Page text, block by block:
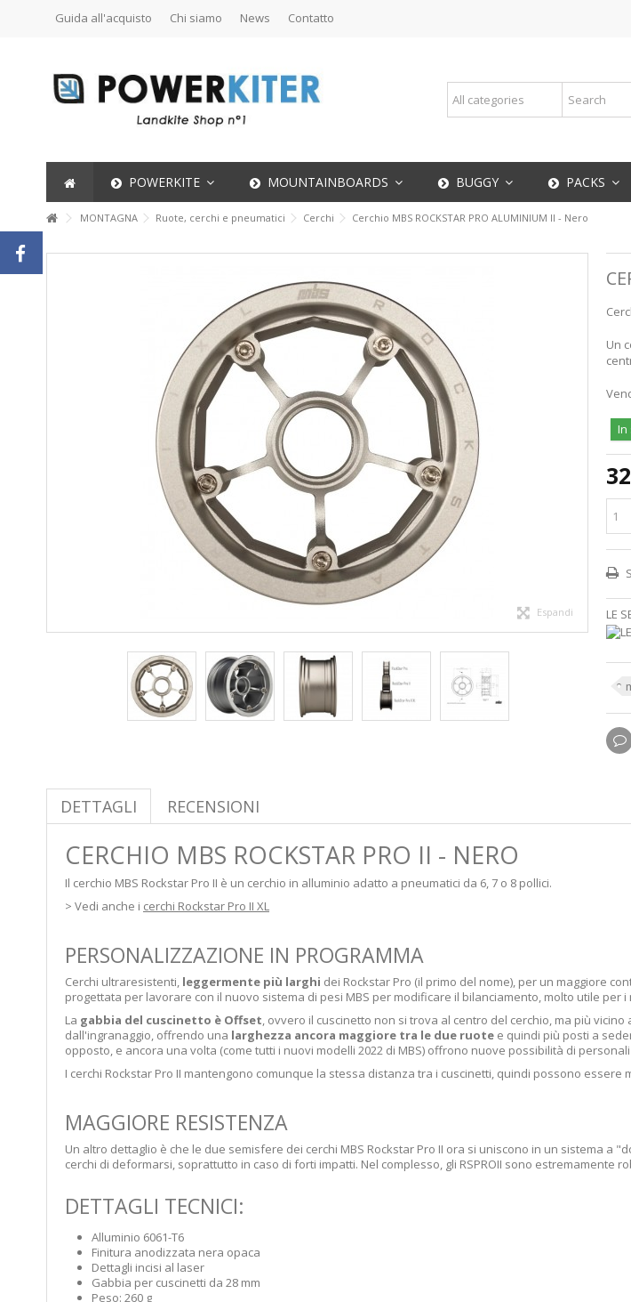
Guida all'acquisto Chi siamo News Contatto
POWERKITE MOUNTAINBOARDS BUGGY PACKS
MONTAGNA Ruote, cerchi e pneumatici Cerchi Cerchio MBS ROCKSTAR PRO ALUMINIUM II - Nero
Espandi
Un
In
LE
DETTAGLI RECENSIONI
CERCHIO MBS ROCKSTAR PRO II - NERO
Il cerchio MBS Rockstar Pro II è un cerchio in alluminio adatto a pneumatici da 6, 7 o 8 pollici.
> Vedi anche i cerchi Rockstar Pro II XL
PERSONALIZZAZIONE IN PROGRAMMA
Cerchi ultraresistenti, leggermente più larghi dei Rockstar Pro (il primo del nome), per un maggiore
progettata per lavorare con il nuovo sistema di pesi MBS per modificare il bilanciamento, molto utile
La gabbia del cuscinetto è Offset, ovvero il cuscinetto non si trova al centro del cerchio, ma più
dall'ingranaggio, offrendo una larghezza ancora maggiore tra le due ruote e quindi più posti a
opposto, e ancora una volta (come tutti i nuovi modelli 2022 di MBS) offrono nuove possibilità di
I cerchi Rockstar Pro II mantengono comunque la stessa distanza tra i cuscinetti, quindi possono
MAGGIORE RESISTENZA
Un altro dettaglio è che le due semisfere dei cerchi MBS Rockstar Pro II ora si uniscono in un sistema
cerchi di deformarsi, soprattutto in caso di forti impatti. Nel complesso, gli RSPROII sono estremamente
DETTAGLI TECNICI:
Alluminio 6061-T6
Finitura anodizzata nera opaca
Dettagli incisi al laser
Gabbia per cuscinetti da 28 mm
Peso: 260 g